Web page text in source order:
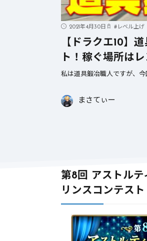
2021年4月30日 # レベル上げ
【ドラクエ10】
ト！稼ぐ場所は
私は道具鍛冶職人ですが、
まさてぃー
第8回 アストルテ
リンスコンテスト